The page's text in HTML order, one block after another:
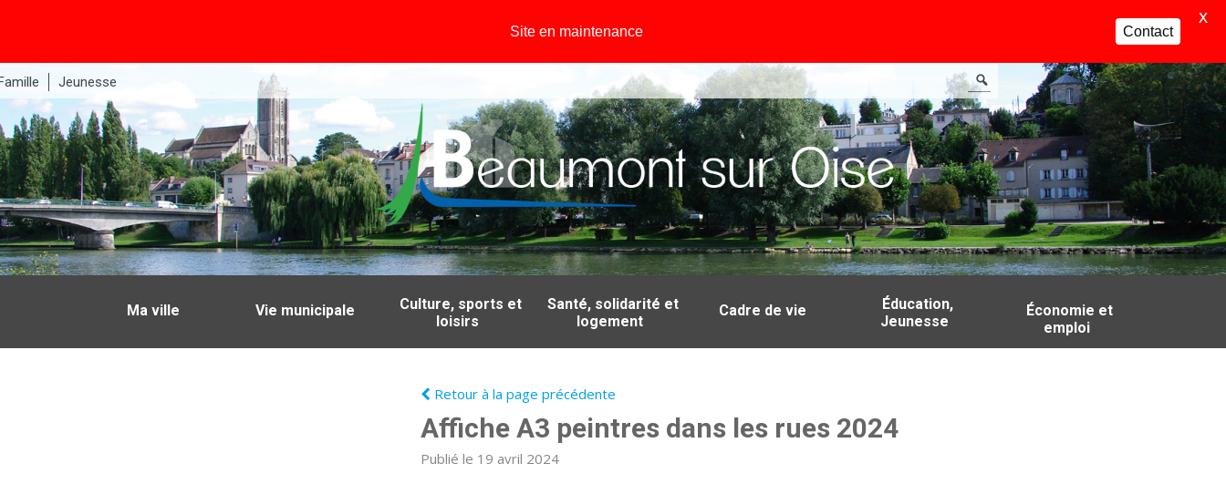
Jeunesse
Ma ville Vie municipale
Culture, sports et
loisirs
Santé, solidarité et
logement
Cadre de vie
Éducation,
Jeunesse
Économie et
emploi
Retour à la page précédente
Affiche A3 peintres dans les rues 2024
Publié le 19 avril 2024
Site en maintenance Contact
X